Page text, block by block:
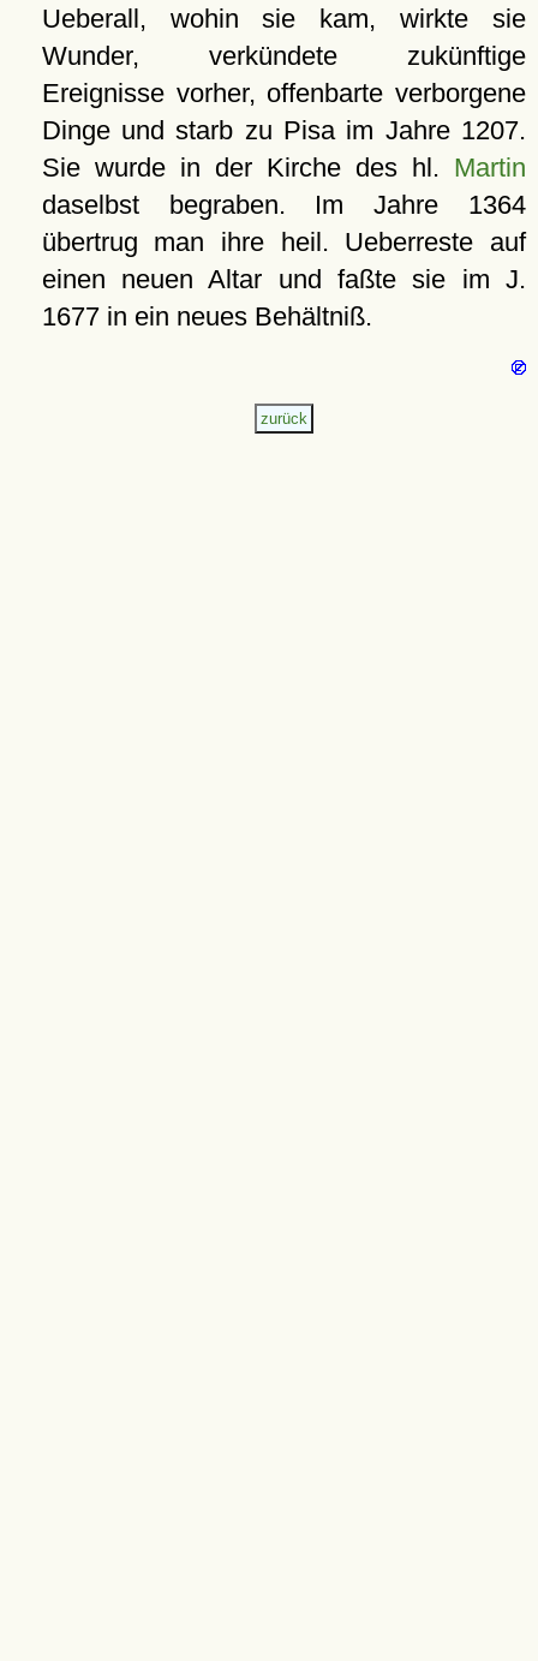
Ueberall, wohin sie kam, wirkte sie
Wunder, verkündete zukünftige
Ereignisse vorher, offenbarte verborgene
Dinge und starb zu Pisa im Jahre 1207.
Sie wurde in der Kirche des hl. Martin
daselbst begraben. Im Jahre 1364
übertrug man ihre heil. Ueberreste auf
einen neuen Altar und faßte sie im J.
1677 in ein neues Behältniß.